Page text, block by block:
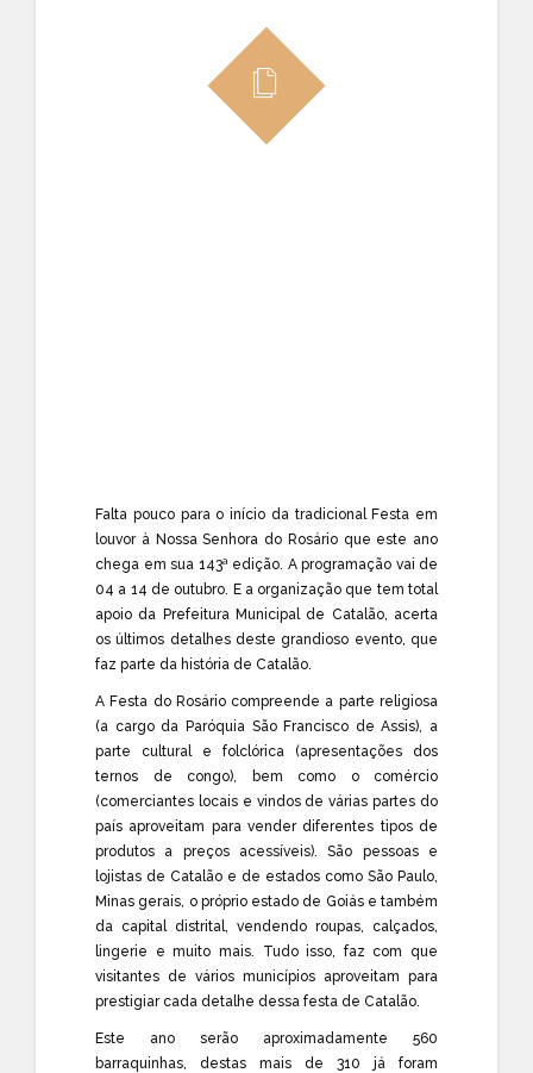
Falta pouco para o início da tradicional Festa em
louvor à Nossa Senhora do Rosário que este ano
chega em sua 143ª edição. A programação vai de
04 a 14 de outubro. E a organização que tem total
apoio da Prefeitura Municipal de Catalão, acerta
os últimos detalhes deste grandioso evento, que
faz parte da história de Catalão.
A Festa do Rosário compreende a parte religiosa
(a cargo da Paróquia São Francisco de Assis), a
parte cultural e folclórica (apresentações dos
ternos de congo), bem como o comércio
(comerciantes locais e vindos de várias partes do
país aproveitam para vender diferentes tipos de
produtos a preços acessíveis). São pessoas e
lojistas de Catalão e de estados como São Paulo,
Minas gerais, o próprio estado de Goiás e também
da capital distrital, vendendo roupas, calçados,
lingerie e muito mais. Tudo isso, faz com que
visitantes de vários municípios aproveitam para
prestigiar cada detalhe dessa festa de Catalão.
Este ano serão aproximadamente 560
barraquinhas, destas mais de 310 já foram